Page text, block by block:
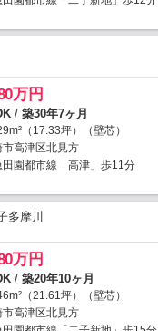
万円
/ 築30年7ヶ月
（17.33坪）（壁芯）
市高津区北見方
田園都市線「高津」歩11分
多摩川
万円
/ 築20年10ヶ月
（21.61坪）（壁芯）
市高津区北見方